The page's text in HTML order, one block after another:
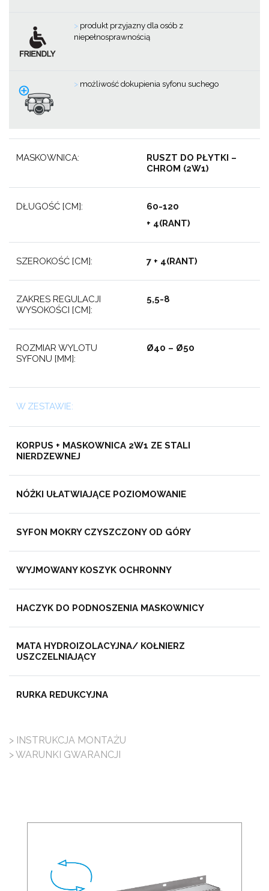
> produkt przyjazny dla osób z
niepełnosprawnością
> możliwość dokupienia syfonu suchego
MASKOWNICA:
RUSZT DO PŁYTKI –
CHROM (2W1)
DŁUGOŚĆ [CM]:
60-120
+ 4(RANT)
SZEROKOŚĆ [CM]: 7 + 4(RANT)
ZAKRES REGULACJI
WYSOKOŚCI [CM]:
5,5-8
ROZMIAR WYLOTU
SYFONU [MM]:
Ø40 – Ø50
W ZESTAWIE:
KORPUS + MASKOWNICA 2W1 ZE STALI
NIERDZEWNEJ
NÓŻKI UŁATWIAJĄCE POZIOMOWANIE
SYFON MOKRY CZYSZCZONY OD GÓRY
WYJMOWANY KOSZYK OCHRONNY
HACZYK DO PODNOSZENIA MASKOWNICY
MATA HYDROIZOLACYJNA/ KOŁNIERZ
USZCZELNIAJĄCY
RURKA REDUKCYJNA
> INSTRUKCJA MONTAŻU
> WARUNKI GWARANCJI